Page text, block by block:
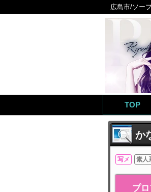
広島市/ソー
TOP
か
写メ 素人
プ